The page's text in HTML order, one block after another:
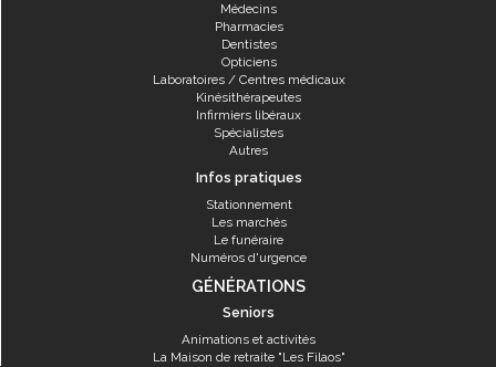
Médecins
Pharmacies
Dentistes
Opticiens
Laboratoires / Centres médicaux
Kinésithérapeutes
Infirmiers libéraux
Spécialistes
Autres
Infos pratiques
Stationnement
Les marchés
Le funéraire
Numéros d'urgence
GÉNÉRATIONS
Seniors
Animations et activités
La Maison de retraite "Les Filaos"